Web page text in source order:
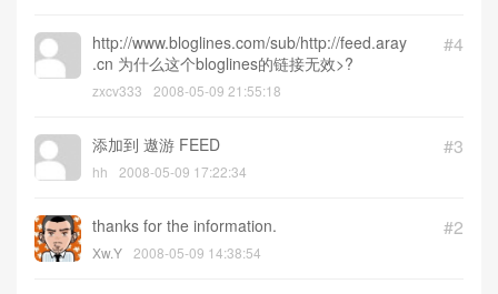
#4
http://www.bloglines.com/sub/http://feed.aray
.cn 为什么这个bloglines的链接无效>?
zxcv333 2008-05-09 21:55:18
#3
添加到 遨游 FEED
hh 2008-05-09 17:22:34
#2
thanks for the information.
Xw.Y 2008-05-09 14:38:54